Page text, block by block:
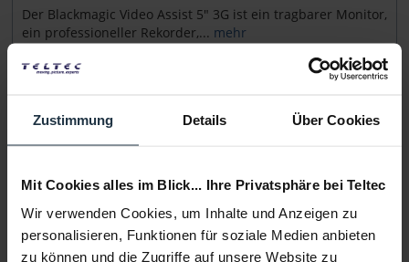
Zustimmung Details Über Cookies
Mit Cookies alles im Blick... Ihre Privatsphäre bei Teltec
Wir verwenden Cookies, um Inhalte und Anzeigen zu
personalisieren, Funktionen für soziale Medien anbieten
zu können und die Zugriffe auf unsere Website zu
Der Blackmagic Video Assist 5" 3G ist ein tragbarer Monitor,
ein professioneller Rekorder,... mehr
Zubehör
Medien